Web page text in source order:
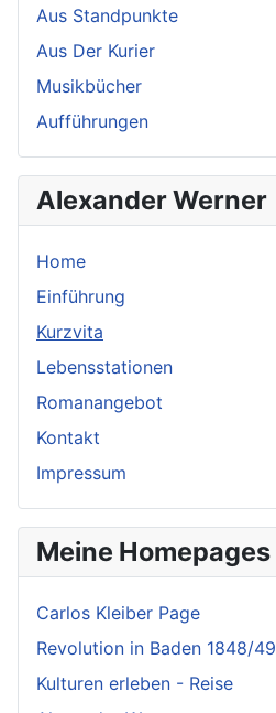
Aus Standpunkte
Aus Der Kurier
Musikbücher
Aufführungen
Alexander Werner
Home
Einführung
Kurzvita
Lebensstationen
Romanangebot
Kontakt
Impressum
Meine Homepages
Carlos Kleiber Page
Revolution in Baden 1848/49
Kulturen erleben - Reise